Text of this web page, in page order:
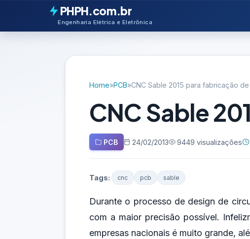
PHPH.com.br
Engenharia Elétrica e Eletrônica
Home»PCB»CNC Sable 2015 para fabricação de
CNC Sable
PCB 24/02/2013 9449 visualizações
Tags: cnc pcb sable
Durante o processo de design de
com a maior precisão possível.
empresas nacionais é muito grande,